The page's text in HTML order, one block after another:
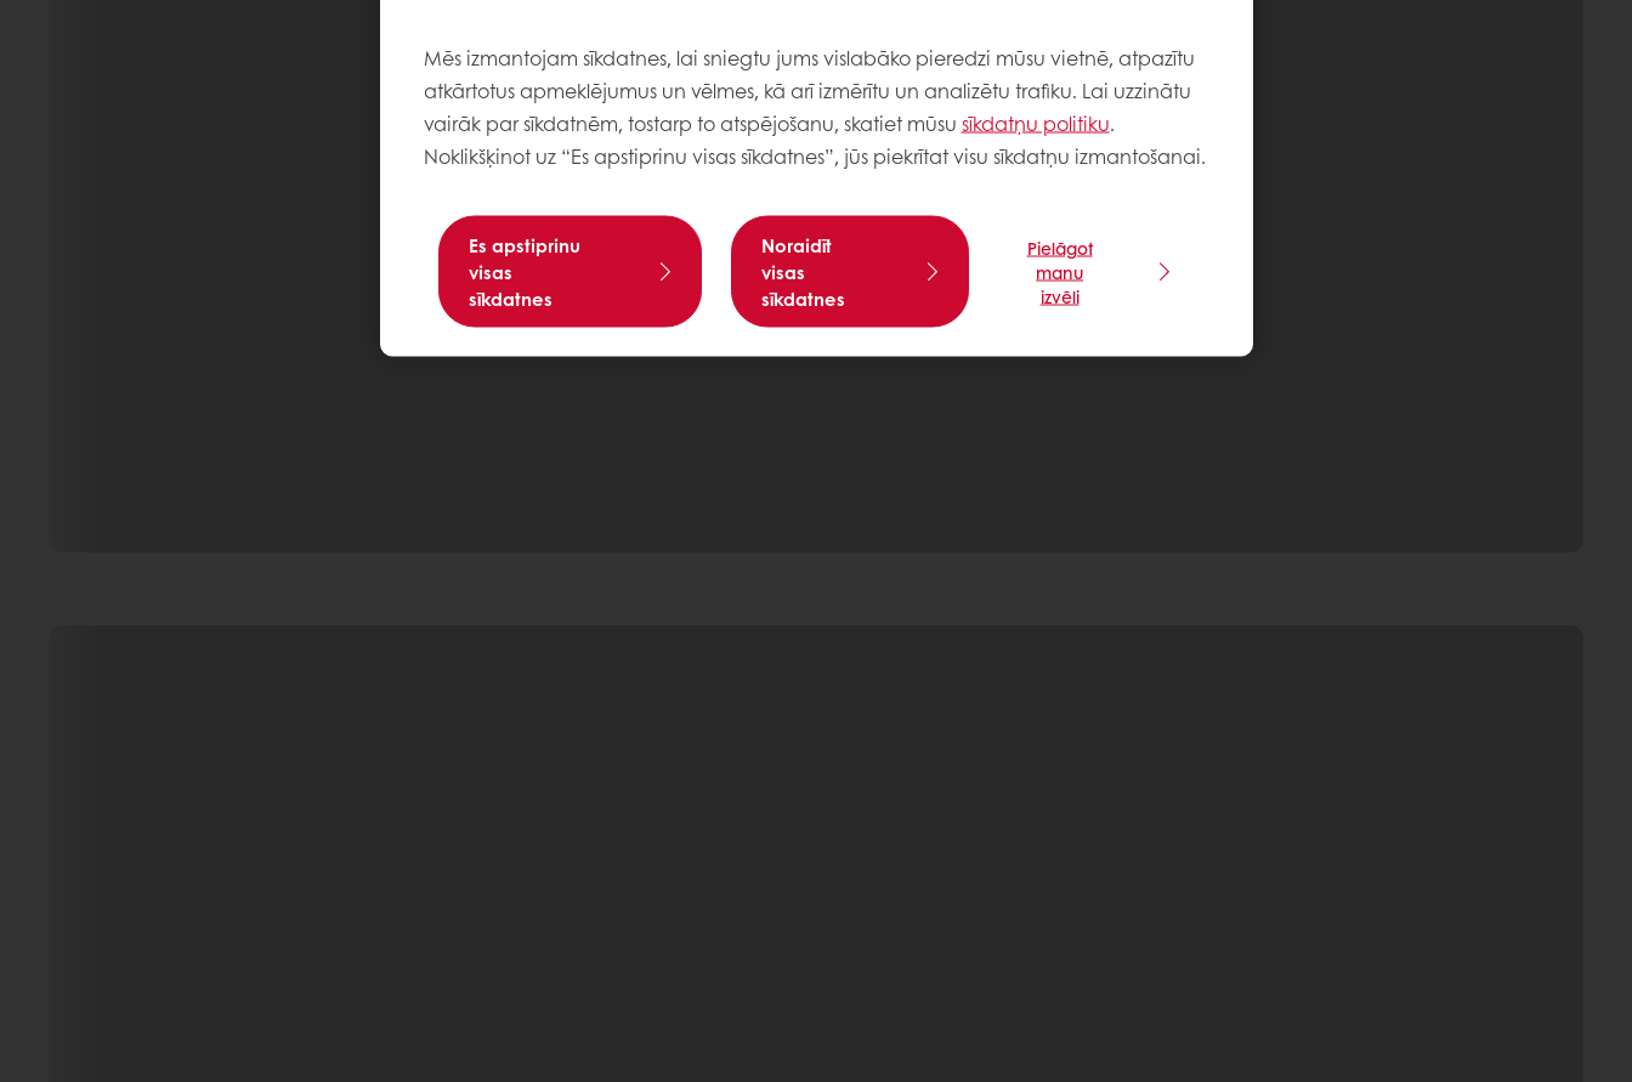
Mēs izmantojam sīkdatnes, lai sniegtu jums vislabāko pieredzi mūsu vietnē, atpazītu
atkārtotus apmeklējumus un vēlmes, kā arī izmērītu un analizētu trafiku. Lai uzzinātu
vairāk par sīkdatnēm, tostarp to atspējošanu, skatiet mūsu sīkdatņu politiku.
Noklikšķinot uz “Es apstiprinu visas sīkdatnes”, jūs piekrītat visu sīkdatņu izmantošanai.
Es apstiprinu
visas
sīkdatnes
Noraidīt
visas
sīkdatnes
Pielāgot
manu
izvēli